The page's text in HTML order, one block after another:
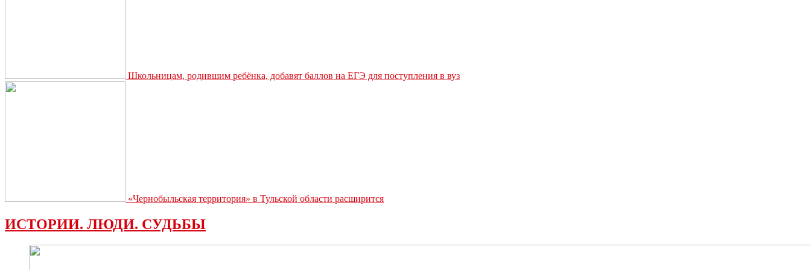
Школьницам, родившим ребёнка, добавят баллов на ЕГЭ для поступления в вуз
«Чернобыльская территория» в Тульской области расширится
ИСТОРИИ. ЛЮДИ. СУДЬБЫ